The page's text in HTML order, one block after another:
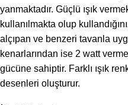
yanmaktadır. Güçlü ışık
kullanılmakta olup
alçıpan ve benzeri tavanla
kenarlarından ise 2 watt
gücüne sahiptir. Farklı ışık
desenleri oluşturur.